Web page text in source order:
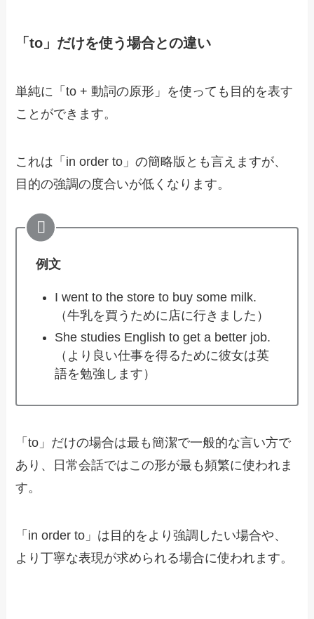
「to」だけを使う場合との違い
単純に「to + 動詞の原形」を使っても目的を表す
ことができます。
これは「in order to」の簡略版とも言えますが、
目的の強調の度合いが低くなります。
例文
I went to the store to buy some milk.
（牛乳を買うために店に行きました）
She studies English to get a better job.
（より良い仕事を得るために彼女は英
語を勉強します）
「to」だけの場合は最も簡潔で一般的な言い方で
あり、日常会話ではこの形が最も頻繁に使われま
す。
「in order to」は目的をより強調したい場合や、
より丁寧な表現が求められる場合に使われます。